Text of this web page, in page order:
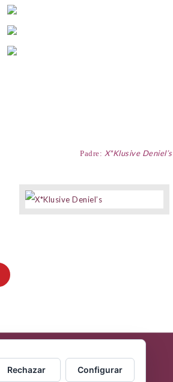
Padre: X*Klusive Deniel’s
Rechazar Configurar